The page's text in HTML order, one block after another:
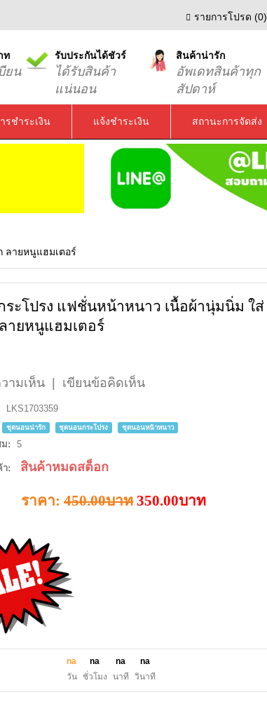
รายการโปรด (0)
ท
ยน
รับประกันได้ชัวร์
ได้รับสินค้า
แน่นอน
สินค้าน่ารัก
อัพเดทสินค้าทุก
สัปดาห์
รชำระเงิน แจ้งชำระเงิน สถานะการจัดส่ง
ลายหนูแฮมเตอร์
ะโปรง แฟชั่นหน้าหนาว เนื้อผ้านุ่มนิ่ม ใส่
ายหนูแฮมเตอร์
ามเห็น| เขียนข้อคิดเห็น
LKS1703359
ชุดนอนน่ารัก ชุดนอนกระโปรง ชุดนอนหน้าหนาว
: 5
า: สินค้าหมดสต็อก
ราคา: 450.00บาท 350.00บาท
na
วัน
na
ชั่วโมง
na
นาที
na
วินาที